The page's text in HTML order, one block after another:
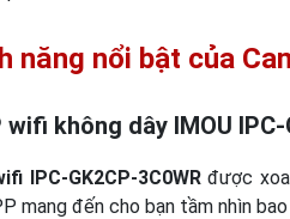
năng nổi bật của
wifi không dây IMOU
IPC-GK2CP-3C0WRđược
mang đến cho bạn tầm nhìn